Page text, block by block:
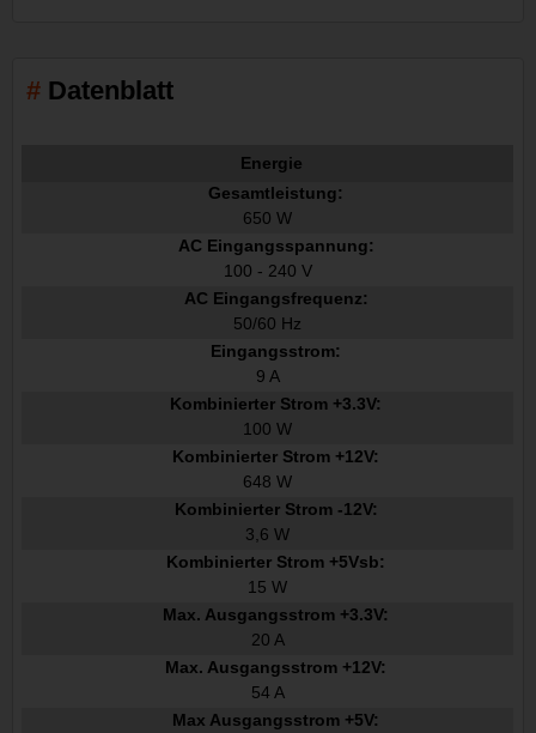
Datenblatt
Energie
Gesamtleistung:
650 W
AC Eingangsspannung:
100 - 240 V
AC Eingangsfrequenz:
50/60 Hz
Eingangsstrom:
9 A
Kombinierter Strom +3.3V:
100 W
Kombinierter Strom +12V:
648 W
Kombinierter Strom -12V:
3,6 W
Kombinierter Strom +5Vsb:
15 W
Max. Ausgangsstrom +3.3V:
20 A
Max. Ausgangsstrom +12V:
54 A
Max Ausgangsstrom +5V: